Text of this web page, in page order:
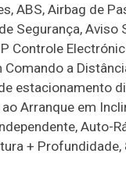
ABS, Airbag de
Segurança,
Controle
a
estacionamento
Arranque em
Auto-
+ Profundidade,